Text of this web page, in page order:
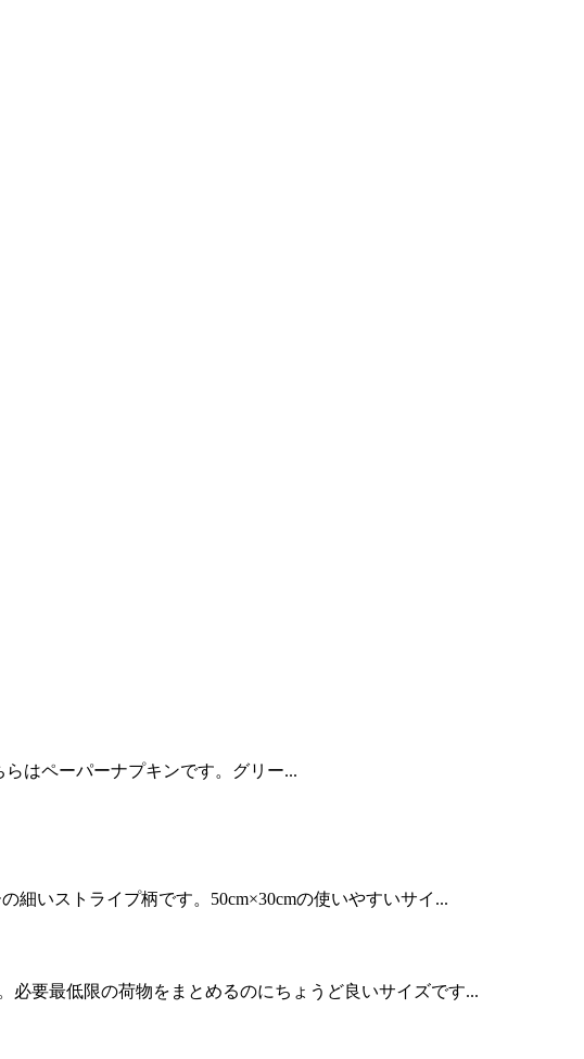
はペーパーナプキンです。グリー...
いストライプ柄です。50cm×30cmの使いやすいサイ...
必要最低限の荷物をまとめるのにちょうど良いサイズです...